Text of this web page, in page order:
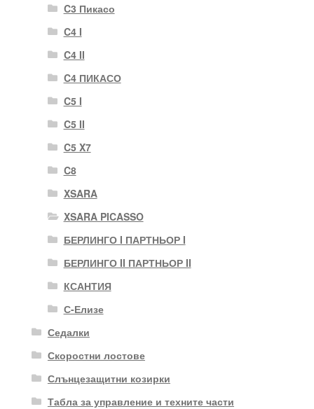
C3 Пикасо
C4 I
C4 II
C4 ПИКАСО
C5 I
C5 II
C5 X7
C8
XSARA
XSARA PICASSO
БЕРЛИНГО I ПАРТНЬОР I
БЕРЛИНГО II ПАРТНЬОР II
КСАНТИЯ
С-Елизе
Седалки
Скоростни лостове
Слънцезащитни козирки
Табла за управление и техните части